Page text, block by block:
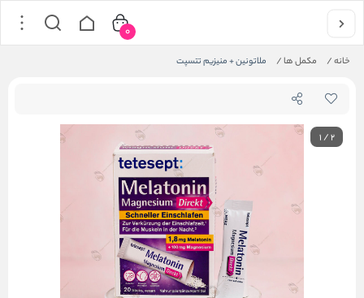
خانه/ مکمل ها/ ملاتونین + منیزیم تتسپت
0
1/2